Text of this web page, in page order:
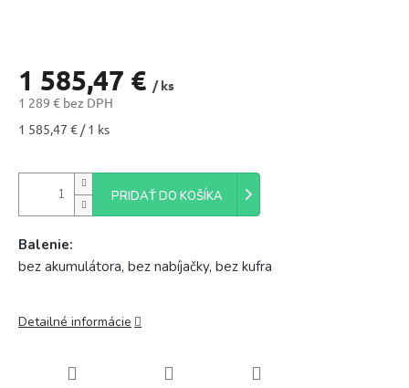
1 585,47 € / ks
1 289 € bez DPH
Jednotková
1 585,47 € / 1 ks
PRIDAŤ DO KOŠÍKA
Balenie:
bez akumulátora, bez nabíjačky, bez kufra
Detailné informácie